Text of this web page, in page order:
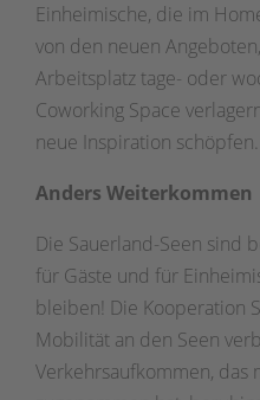
Einheimische, die im
von den neuen
Arbeitsplatz tage- oder
Coworking Space
neue Inspiration schöpfen.
Anders Weiterkommen
Die Sauerland-Seen sind
für Gäste und für
bleiben! Die Kooperation
Mobilität an den Seen
Verkehrsaufkommen, das